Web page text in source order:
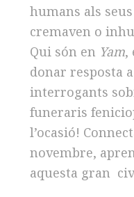
humans als
cremaven o
Qui són en Yam,
donar resposta
interrogants
funeraris
l’ocasió!
novembre,
aquesta gran